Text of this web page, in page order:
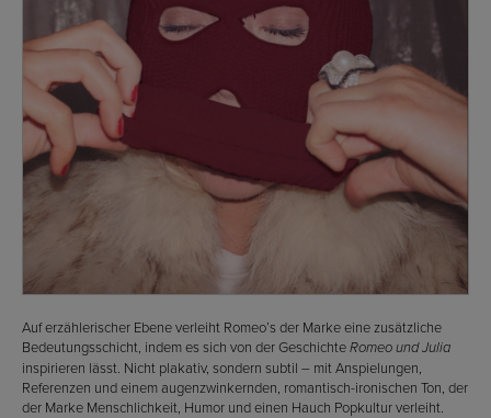
Auf erzählerischer Ebene verleiht Romeo’s der Marke eine zusätzliche
Bedeutungsschicht, indem es sich von der GeschichteRomeo und Julia
inspirieren lässt. Nicht plakativ, sondern subtil – mit Anspielungen,
Referenzen und einem augenzwinkernden, romantisch-ironischen Ton, der
der Marke Menschlichkeit, Humor und einen Hauch Popkultur verleiht.